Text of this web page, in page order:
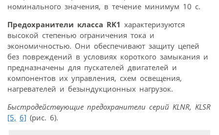
номинального значения, в течение минимум 10 с.
Предохранители класса RK1 характеризуются
высокой степенью ограничения тока и
экономичностью. Они обеспечивают защиту цепей
без повреждений в условиях короткого замыкания и
предназначены для пускателей двигателей и
компонентов их управления, схем освещения,
нагревателей и безындукционных нагрузок.
Быстродействующие предохранители серий KLNR, KLSR
[5, 6] (рис. 6).